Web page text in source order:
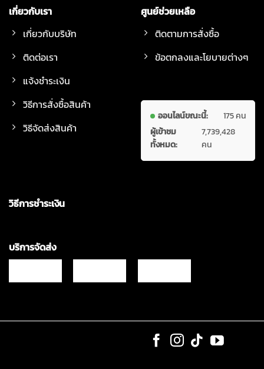
เกี่ยวกับเรา
เกี่ยวกับบริษัท
ติดต่อเรา
แจ้งชำระเงิน
วิธีการสั่งซื้อสินค้า
วิธีจัดส่งสินค้า
ศูนย์ช่วยเหลือ
ติดตามการสั่งซื้อ
ข้อตกลงและโยบายต่างๆ
ออนไลน์ขณะนี้:
175 คน
ผู้เข้าชม
ทั้งหมด:
7,739,428
คน
วิธีการชำระเงิน
บริการจัดส่ง